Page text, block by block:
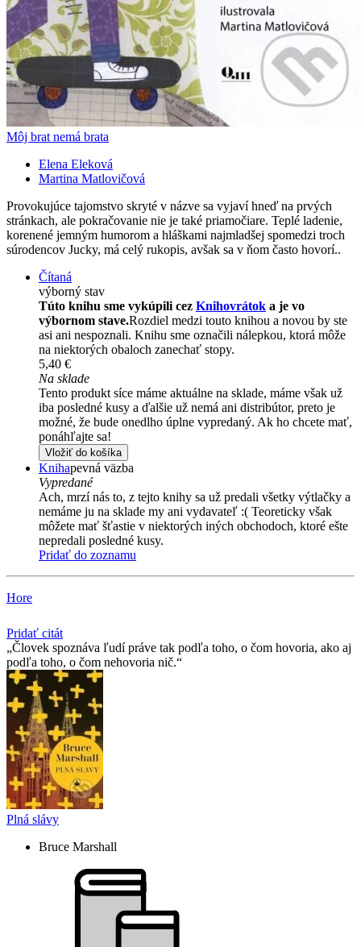
Môj brat nemá brata
Elena Eleková
Martina Matlovičová
Provokujúce tajomstvo skryté v názve sa vyjaví hneď na prvých
stránkach, ale pokračovanie nie je také priamočiare. Teplé ladenie,
korenené jemným humorom a hláškami najmladšej spomedzi troch
súrodencov Jucky, má celý rukopis, avšak sa v ňom často hovorí..
Čítaná
výborný stav
Túto knihu sme vykúpili cez Knihovrátok a je vo
výbornom stave.Rozdiel medzi touto knihou a novou by ste
asi ani nespoznali. Knihu sme označili nálepkou, ktorá môže
na niektorých obaloch zanechať stopy.
5,40 €
Na sklade
Tento produkt síce máme aktuálne na sklade, máme však už
iba posledné kusy a ďalšie už nemá ani distribútor, preto je
možné, že bude onedlho úplne vypredaný. Ak ho chcete mať,
ponáhľajte sa!
Vložiť do košíka
Knihapevná väzba
Vypredané
Ach, mrzí nás to, z tejto knihy sa už predali všetky výtlačky a
nemáme ju na sklade my ani vydavateľ :( Teoreticky však
môžete mať šťastie v niektorých iných obchodoch, ktoré ešte
nepredali posledné kusy.
Pridať do zoznamu
Hore
Pridať citát
Človek spoznáva ľudí práve tak podľa toho, o čom hovoria, ako aj
podľa toho, o čom nehovoria nič.
Plná slávy
Bruce Marshall